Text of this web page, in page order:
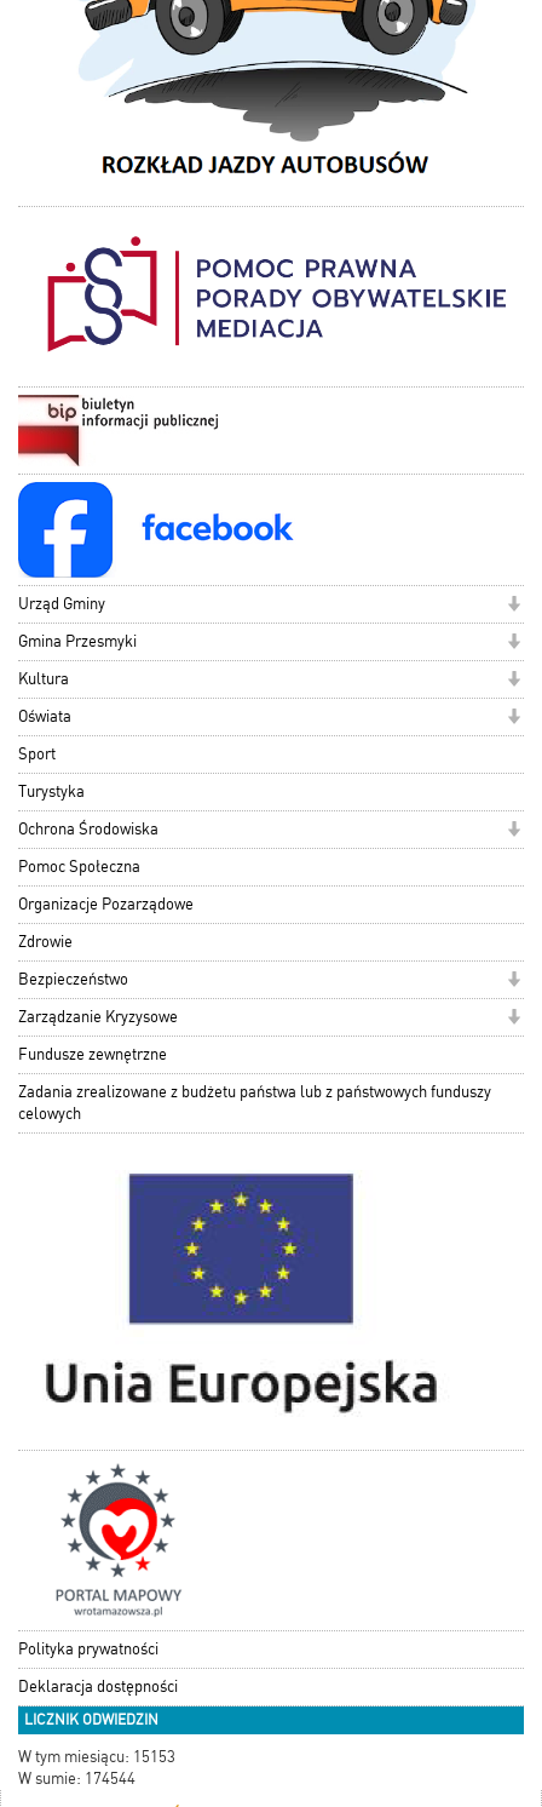
Urząd Gminy
Gmina Przesmyki
Kultura
Oświata
Sport
Turystyka
Ochrona Środowiska
Pomoc Społeczna
Organizacje Pozarządowe
Zdrowie
Bezpieczeństwo
Zarządzanie Kryzysowe
Fundusze zewnętrzne
Zadania zrealizowane z budżetu państwa lub z państwowych funduszy
celowych
Polityka prywatności
Deklaracja dostępności
LICZNIK ODWIEDZIN
W tym miesiącu: 15153
W sumie: 174544